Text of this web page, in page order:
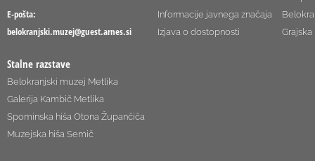
E-pošta:
belokranjski.muzej@guest.arnes.si
Informacije javnega značaja
Izjava o dostopnosti
Grajska
Stalne razstave
Belokranjski muzej Metlika
Galerija Kambič Metlika
Spominska hiša Otona Župančiča
Muzejska hiša Semič